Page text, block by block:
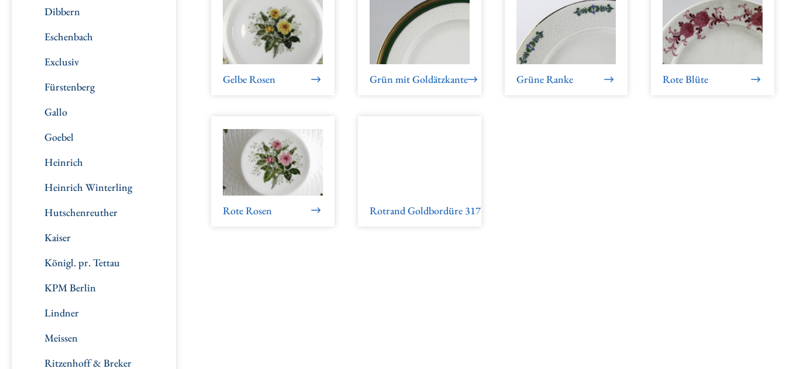
Dibbern
Eschenbach
Exclusiv
Fürstenberg
Gallo
Goebel
Heinrich
Heinrich Winterling
Hutschenreuther
Kaiser
Königl. pr. Tettau
KPM Berlin
Lindner
Meissen
Ritzenhoff & Breker
Gelbe Rosen Grün mit Goldätzkante Grüne Ranke Rote Blüte
Rote Rosen Rotrand Goldbordüre 31730